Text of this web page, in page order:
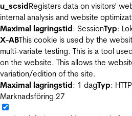
u_scsidRegisters data on visitors'
internal analysis and website
Maximal lagringstid: SessionTyp:
X-ABThis cookie is used by the
multi-variate testing. This is a tool
on the website. This allows the
variation/edition of the site.
Maximal lagringstid: 1 dagTyp:
Marknadsföring 27